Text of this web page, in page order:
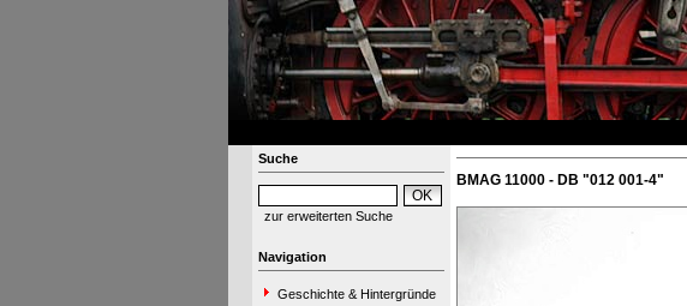
Suche
zur erweiterten Suche
Navigation
Geschichte & Hintergründe
BMAG 11000 - DB "012 001-4"